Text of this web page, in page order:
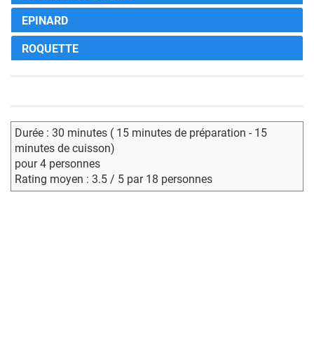
EPINARD
ROQUETTE
Durée : 30 minutes ( 15 minutes de préparation - 15
minutes de cuisson)
pour 4 personnes
Rating moyen : 3.5 / 5 par 18 personnes